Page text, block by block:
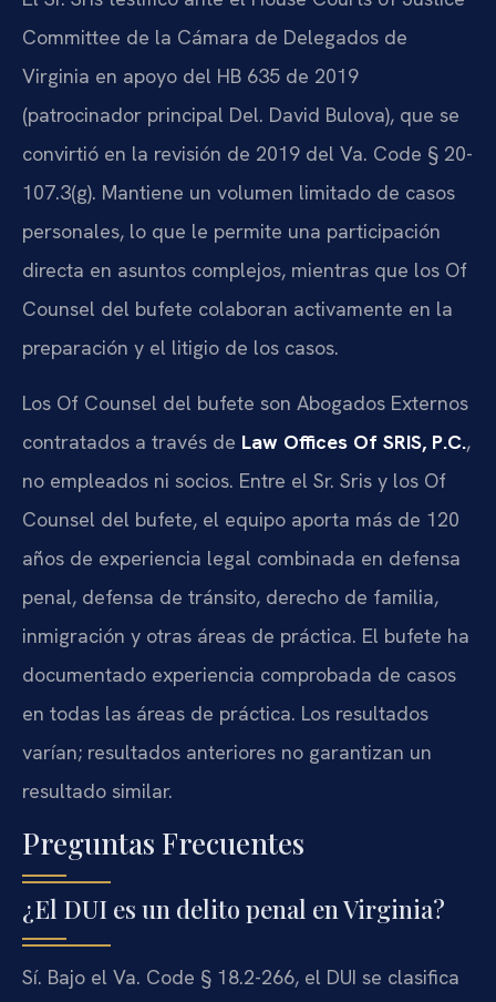
Committee de la Cámara de Delegados de
Virginia en apoyo del HB 635 de 2019
(patrocinador principal Del. David Bulova), que se
convirtió en la revisión de 2019 del Va. Code § 20-
107.3(g). Mantiene un volumen limitado de casos
personales, lo que le permite una participación
directa en asuntos complejos, mientras que los Of
Counsel del bufete colaboran activamente en la
preparación y el litigio de los casos.
Los Of Counsel del bufete son Abogados Externos
contratados a través de Law Offices Of SRIS, P.C.,
no empleados ni socios. Entre el Sr. Sris y los Of
Counsel del bufete, el equipo aporta más de 120
años de experiencia legal combinada en defensa
penal, defensa de tránsito, derecho de familia,
inmigración y otras áreas de práctica. El bufete ha
documentado experiencia comprobada de casos
en todas las áreas de práctica. Los resultados
varían; resultados anteriores no garantizan un
resultado similar.
Preguntas Frecuentes
¿El DUI es un delito penal en Virginia?
Sí. Bajo el Va. Code § 18.2-266, el DUI se clasifica